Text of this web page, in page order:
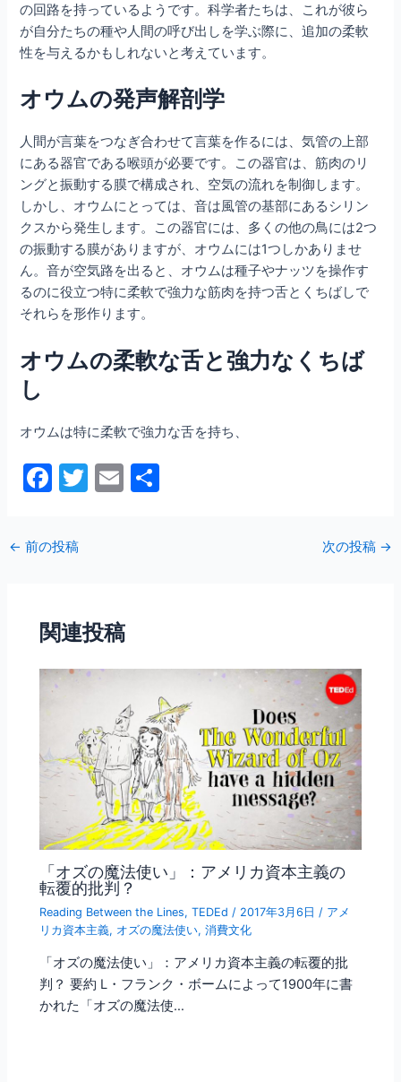
の回路を持っているようです。科学者たちは、これが彼ら
が自分たちの種や人間の呼び出しを学ぶ際に、追加の柔軟
性を与えるかもしれないと考えています。
オウムの発声解剖学
人間が言葉をつなぎ合わせて言葉を作るには、気管の上部
にある器官である喉頭が必要です。この器官は、筋肉のリ
ングと振動する膜で構成され、空気の流れを制御します。
しかし、オウムにとっては、音は風管の基部にあるシリン
クスから発生します。この器官には、多くの他の鳥には2つ
の振動する膜がありますが、オウムには1つしかありませ
ん。音が空気路を出ると、オウムは種子やナッツを操作す
るのに役立つ特に柔軟で強力な筋肉を持つ舌とくちばしで
それらを形作ります。
オウムの柔軟な舌と強力なくちば
し
オウムは特に柔軟で強力な舌を持ち、
F
c
e
o
o
k
T
E
← 前の投稿 次の投稿 →
関連投稿
「オズの魔法使い」：アメリカ資本主義の
転覆的批判？
Reading Between the Lines,TEDEd / 2017年3月6日 / アメ
リカ資本主義, オズの魔法使い,消費文化
「オズの魔法使い」：アメリカ資本主義の転覆的批
判？ 要約 L・フランク・ボームによって1900年に書
かれた「オズの魔法使…